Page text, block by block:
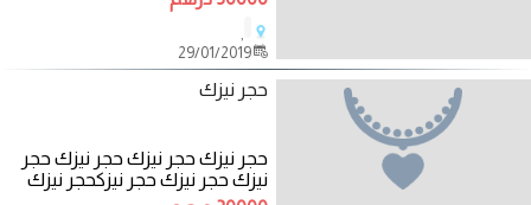
,
29/01/2019
حجر نيزك
حجر نيزك حجر نيزك حجر نيزك حجر
نيزك حجر نيزك حجر نيزكحجر نيزك
حجر نيزك حجر نيزك